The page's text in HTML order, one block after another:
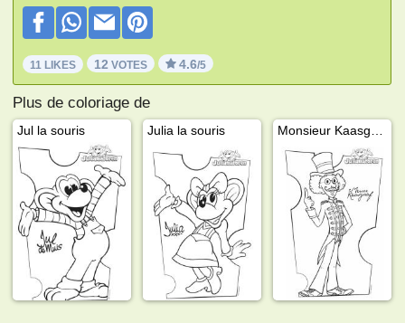
11 LIKES 12 VOTES 4.6/5
Plus de coloriage de
Jul la souris Julia la souris